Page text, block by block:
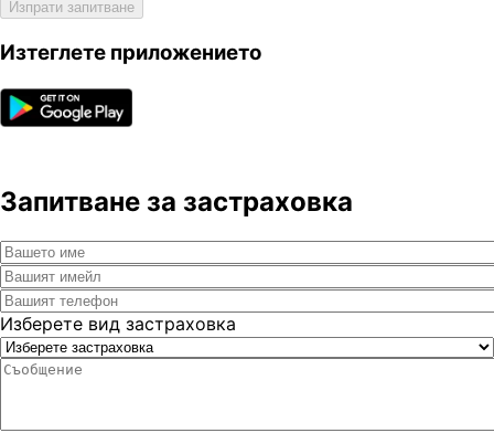
Изпрати запитване
Изтеглете приложението
Запитване за застраховка
Изберете вид застраховка